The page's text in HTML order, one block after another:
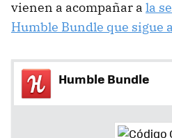
vienen a acompañar a la
Humble Bundle que sigue
Humble Bundle